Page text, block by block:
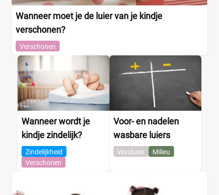
Wanneer moet je de luier van je kindje
verschonen?
Verschonen
Wanneer wordt je
kindje zindelijk?
Zindelijkheid
Verschonen
Voor- en nadelen
wasbare luiers
Wasbaar Milieu